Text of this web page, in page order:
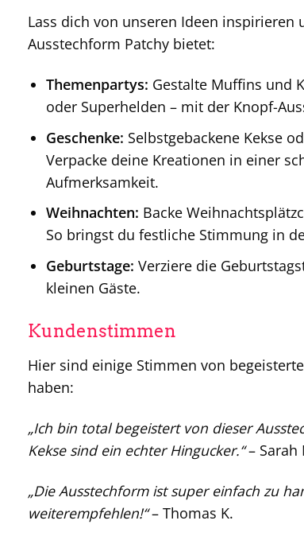
Lass dich von unseren Ideen
Ausstechform Patchy bietet:
Themenpartys: Gestalte Muffins und
oder Superhelden – mit der Knopf-
Geschenke: Selbstgebackene Kekse
Verpacke deine Kreationen in einer
Aufmerksamkeit.
Weihnachten: Backe
So bringst du festliche Stimmung in
Geburtstage: Verziere die
kleinen Gäste.
Kundenstimmen
Hier sind einige Stimmen von
haben:
„Ich bin total begeistert von dieser
Kekse sind ein echter Hingucker.“– Sarah
„Die Ausstechform ist super einfach zu
weiterempfehlen!“– Thomas K.